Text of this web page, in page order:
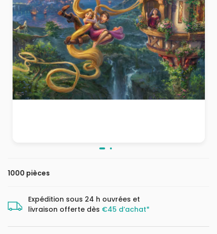
1000 pièces
Expédition sous 24 h ouvrées et
livraison offerte dès €45 d’achat*